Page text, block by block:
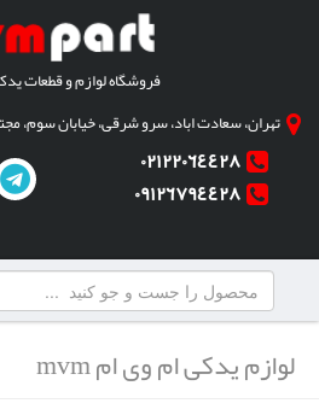
فروشگاه لوازم و قطعات
تهران، سعادت اباد، سرو شرقی، خیابان سوم،
٠٢١٢٢٠٦٤٤٢٨
٠٩١٢٦٧٩٤٤٢٨
لوازم یدکی ام وی ام mvm